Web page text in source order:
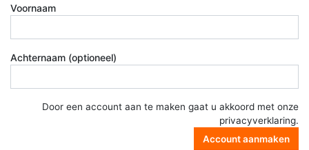
Voornaam
Achternaam (optioneel)
Door een account aan te maken gaat u akkoord met onze
privacyverklaring.
Account aanmaken